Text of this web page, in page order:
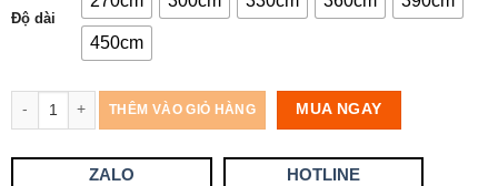
Độ dài
450cm
Số lượng THÊM VÀO GIỎ HÀNG MUA NGAY
ZALO
HOTLINE